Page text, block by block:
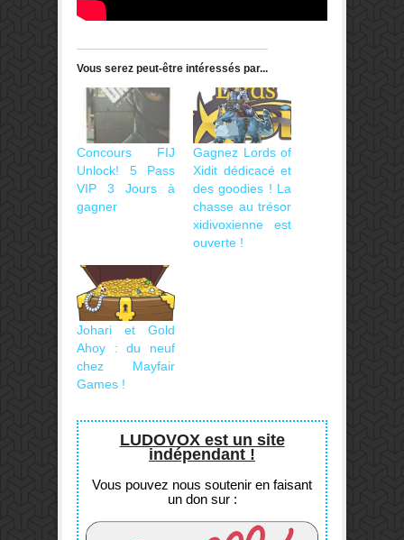
Vous serez peut-être intéressés par...
Concours FIJ
Unlock! 5 Pass
VIP 3 Jours à
gagner
Gagnez Lords of
Xidit dédicacé et
des goodies ! La
chasse au trésor
xidivoxienne est
ouverte !
Johari et Gold
Ahoy : du neuf
chez Mayfair
Games !
LUDOVOX est un site
indépendant !
Vous pouvez nous soutenir en faisant
un don sur :